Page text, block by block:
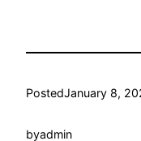
PostedJanuary 8,
byadmin